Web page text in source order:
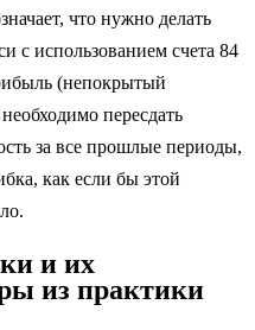
что нужно делать
с использованием счета 84
(непокрытый
пересдать
за все прошлые периоды,
как если бы этой
и их
из практики